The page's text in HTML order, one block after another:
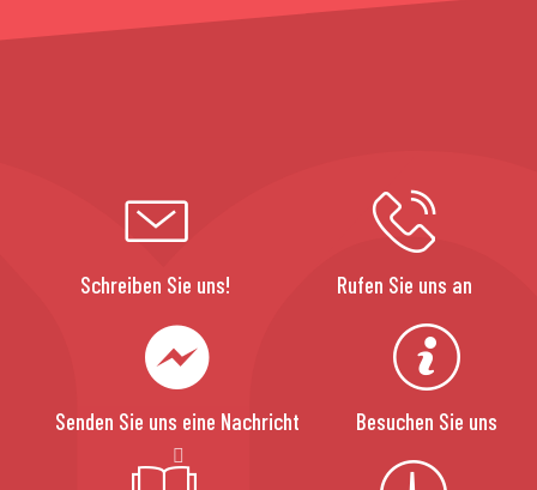
Schreiben Sie uns! Rufen Sie uns an
Senden Sie uns eine Nachricht Besuchen Sie uns